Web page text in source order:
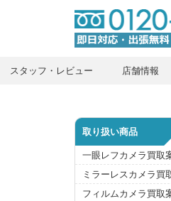
スタッフ・レビュー 店舗情報
取り扱い商品
一眼レフカメラ買取
ミラーレスカメラ買
フィルムカメラ買取